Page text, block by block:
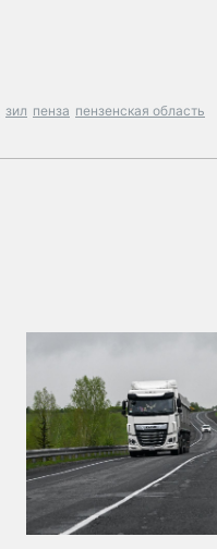
зил пенза пензенская область